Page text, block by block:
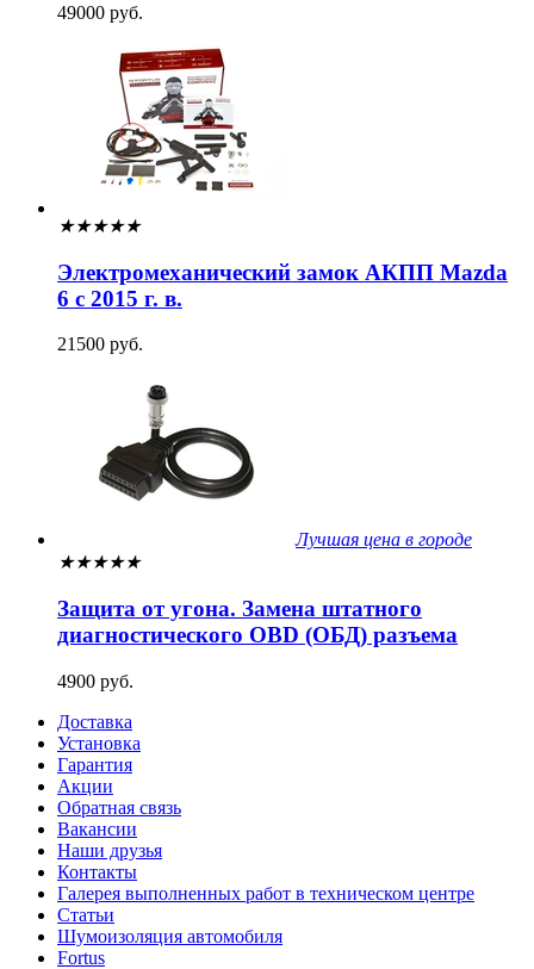
49000 руб.
★★★★★
Электромеханический замок АКПП Mazda
6 с 2015 г. в.
21500 руб.
Лучшая цена в городе
★★★★★
Защита от угона. Замена штатного
диагностического OBD (ОБД) разъема
4900 руб.
Доставка
Установка
Гарантия
Акции
Обратная связь
Вакансии
Наши друзья
Контакты
Галерея выполненных работ в техническом центре
Статьи
Шумоизоляция автомобиля
Fortus